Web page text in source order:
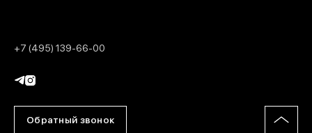
+7 (495) 139-66-00
Обратный звонок